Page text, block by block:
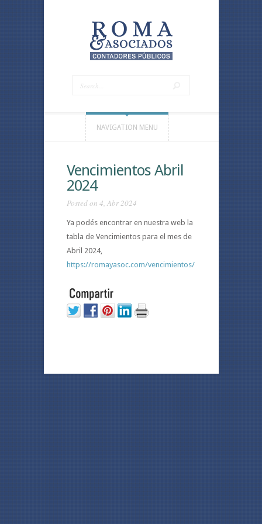
NAVIGATION MENU
Vencimientos Abril
2024
Posted on 4, Abr 2024
Ya podés encontrar en nuestra web la
tabla de Vencimientos para el mes de
Abril 2024,
https://romayasoc.com/vencimientos/